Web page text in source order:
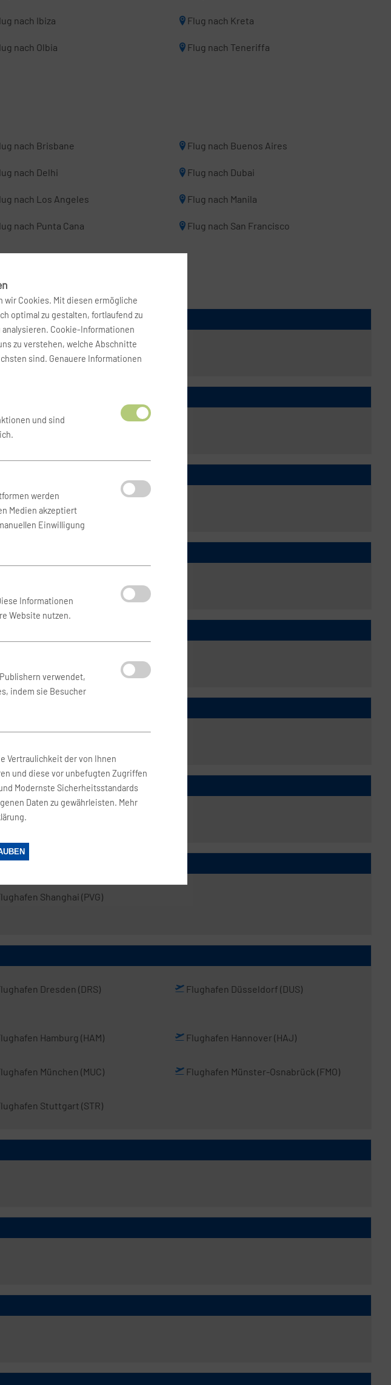
nach Ibiza Flug nach Kreta
nach Olbia Flug nach Teneriffa
nach Brisbane Flug nach Buenos Aires
nach Delhi Flug nach Dubai
nach Los Angeles Flug nach Manila
nach Punta Cana Flug nach San Francisco
Shanghai (PVG)
Dresden (DRS) Flughafen Düsseldorf (DUS)
Hamburg (HAM) Flughafen Hannover (HAJ)
München (MUC) Flughafen Münster-Osnabrück (FMO)
Stuttgart (STR)
Cookies. Mit diesen ermögliche
optimal zu gestalten, fortlaufend zu
Cookie-Informationen
zu verstehen, welche Abschnitte
sind. Genauere Informationen
und sind
werden
Medien akzeptiert
Einwilligung
Informationen
Website nutzen.
verwendet,
indem sie Besucher
Vertraulichkeit der von Ihnen
und diese vor unbefugten Zugriffen
Modernste Sicherheitsstandards
Daten zu gewährleisten. Mehr